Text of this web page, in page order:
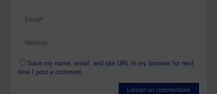
Save my name, email, and site URL in my browser for next
time I post a comment.